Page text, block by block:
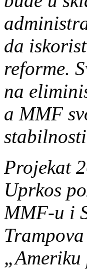
da
reforme.
na
a MMF
Projekat
Uprkos
MMF-u i